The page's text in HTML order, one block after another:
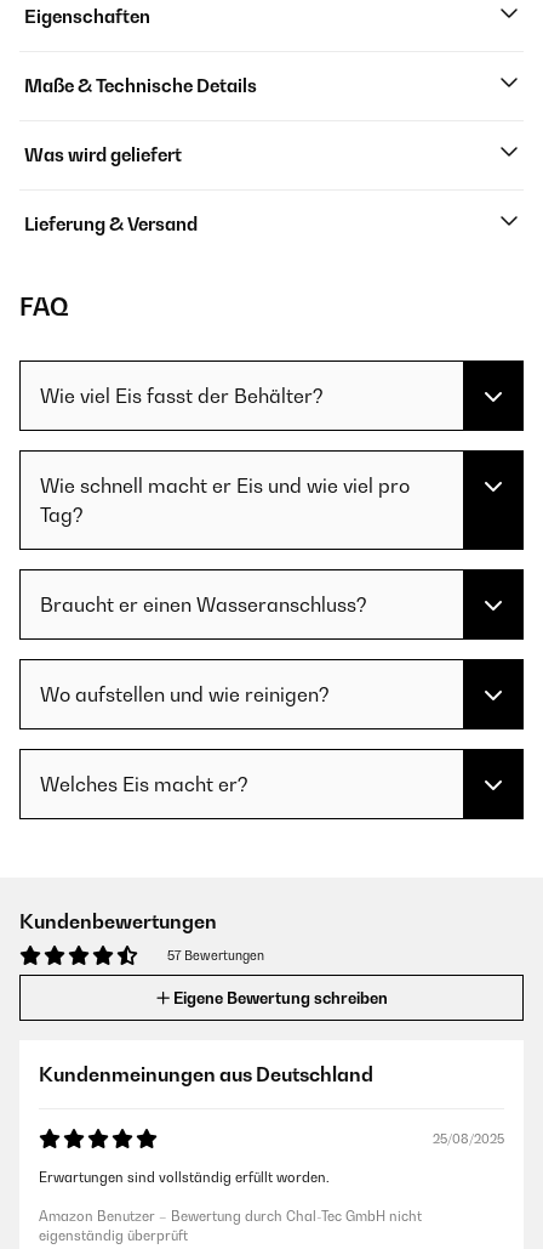
Eigenschaften
Maße & Technische Details
Was wird geliefert
Lieferung & Versand
FAQ
Wie viel Eis fasst der Behälter?
Wie schnell macht er Eis und wie viel pro
Tag?
Braucht er einen Wasseranschluss?
Wo aufstellen und wie reinigen?
Welches Eis macht er?
Kundenbewertungen
57 Bewertungen
Eigene Bewertung schreiben
Kundenmeinungen aus Deutschland
25/08/2025
Erwartungen sind vollständig erfüllt worden.
Amazon Benutzer – Bewertung durch Chal-Tec GmbH nicht
eigenständig überprüft